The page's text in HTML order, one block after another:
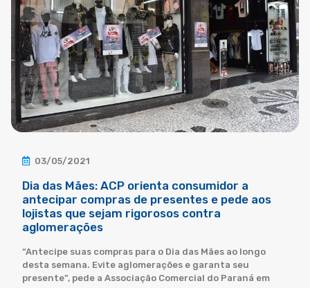
03/05/2021
Dia das Mães: ACP orienta consumidor a
antecipar compras de presentes e pede aos
lojistas que sejam rigorosos contra
aglomerações
“Antecipe suas compras para o Dia das Mães ao longo
desta semana. Evite aglomerações e garanta seu
presente”, pede a Associação Comercial do Paraná em